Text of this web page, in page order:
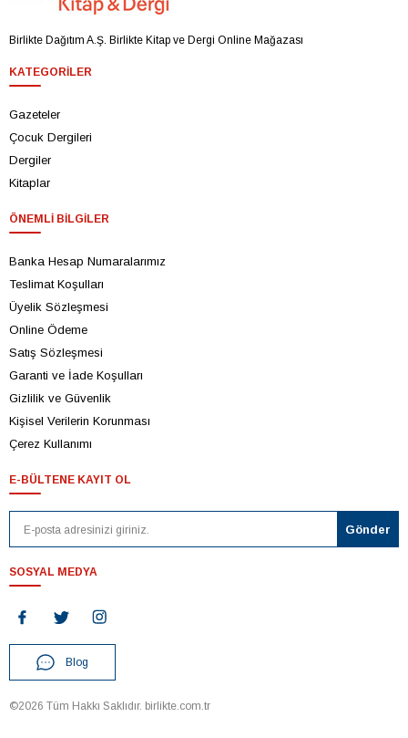
Birlikte Dağıtım A.Ş. Birlikte Kitap ve Dergi Online Mağazası
KATEGORILER
Gazeteler
Çocuk Dergileri
Dergiler
Kitaplar
ÖNEMLI BILGILER
Banka Hesap Numaralarımız
Teslimat Koşulları
Üyelik Sözleşmesi
Online Ödeme
Satış Sözleşmesi
Garanti ve İade Koşulları
Gizlilik ve Güvenlik
Kişisel Verilerin Korunması
Çerez Kullanımı
E-BÜLTENE KAYIT OL
SOSYAL MEDYA
Blog
©2026 Tüm Hakkı Saklıdır. birlikte.com.tr